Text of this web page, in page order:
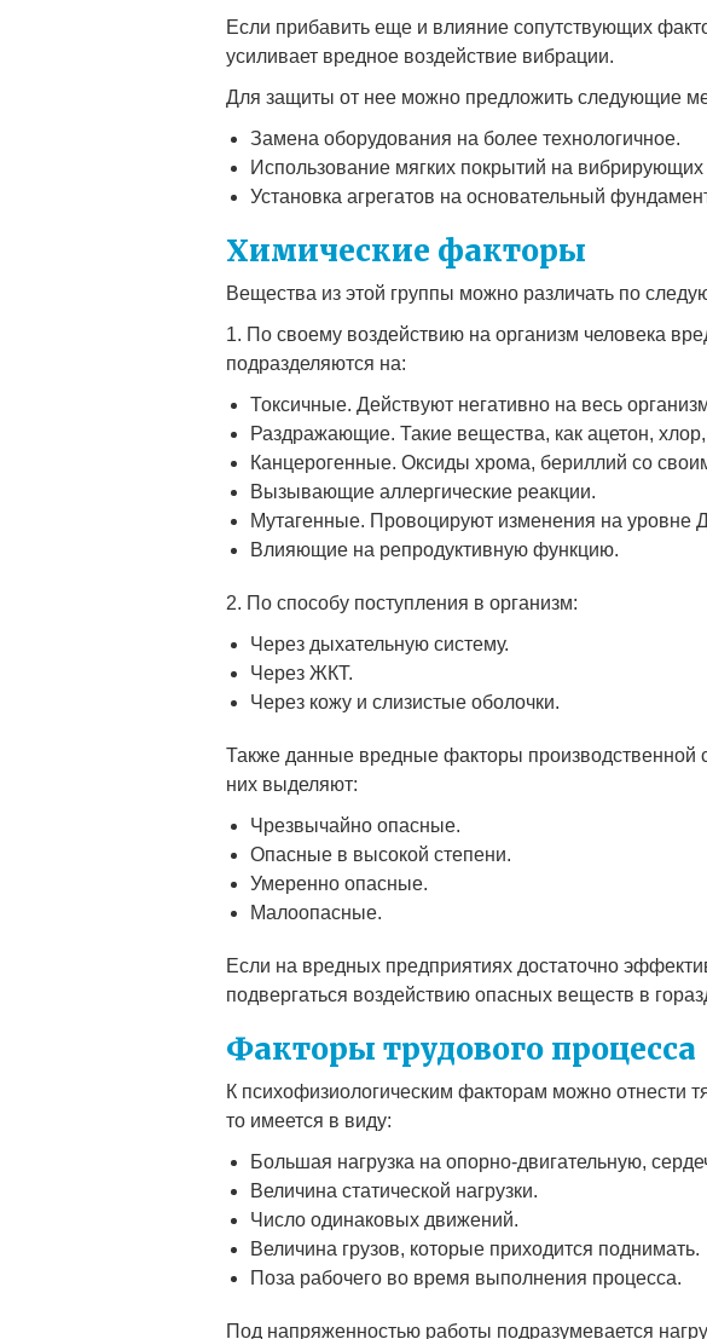
Если прибавить еще и влияние сопутствующих
усиливает вредное воздействие вибрации.
Для защиты от нее можно предложить следующие
Замена оборудования на более технологичное.
Использование мягких покрытий на
Установка агрегатов на основательный
Химические факторы
Вещества из этой группы можно различать по
1. По своему воздействию на организм человека
подразделяются на:
Токсичные. Действуют негативно на весь
Раздражающие. Такие вещества, как ацетон,
Канцерогенные. Оксиды хрома, бериллий со
Вызывающие аллергические реакции.
Мутагенные. Провоцируют изменения на уровне
Влияющие на репродуктивную функцию.
2. По способу поступления в организм:
Через дыхательную систему.
Через ЖКТ.
Через кожу и слизистые оболочки.
Также данные вредные факторы производственной
них выделяют:
Чрезвычайно опасные.
Опасные в высокой степени.
Умеренно опасные.
Малоопасные.
Если на вредных предприятиях достаточно
подвергаться воздействию опасных веществ в
Факторы трудового процесса
К психофизиологическим факторам можно отнести
то имеется в виду:
Большая нагрузка на опорно-двигательную,
Величина статической нагрузки.
Число одинаковых движений.
Величина грузов, которые приходится поднимать.
Поза рабочего во время выполнения процесса.
Под напряженностью работы подразумевается